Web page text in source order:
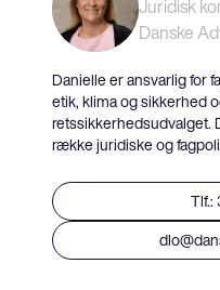
Juridisk
Danske
Danielle er ansvarlig for
etik, klima og sikkerhed
retssikkerhedsudvalget.
række juridiske og
Tlf.: